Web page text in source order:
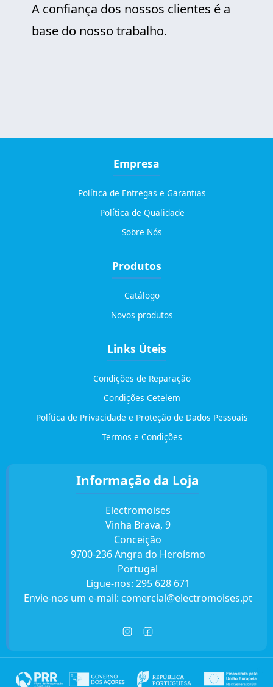
A confiança dos nossos clientes é a
base do nosso trabalho.
Empresa
Política de Entregas e Garantias
Política de Qualidade
Sobre Nós
Produtos
Catálogo
Novos produtos
Links Úteis
Condições de Reparação
Condições Cetelem
Política de Privacidade e Proteção de Dados Pessoais
Termos e Condições
Informação da Loja
Electromoises
Vinha Brava, 9
Conceição
9700-236 Angra do Heroísmo
Portugal
Ligue-nos: 295 628 671
Envie-nos um e-mail: comercial@electromoises.pt